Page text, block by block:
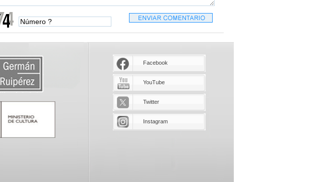
Facebook
YouTube
Twitter
Instagram